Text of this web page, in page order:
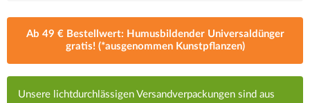
Ab 49 € Bestellwert: Humusbildender Universaldünger
gratis! (*ausgenommen Kunstpflanzen)
Unsere lichtdurchlässigen Versandverpackungen sind aus